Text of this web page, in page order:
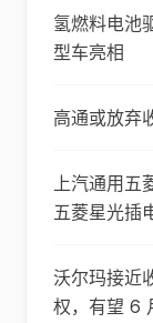
氢燃料电池
型车亮相
高通或放弃
上汽通用五
五菱星光插
沃尔玛接近
权，有望 6